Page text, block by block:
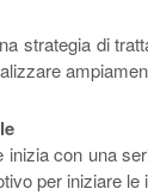
strategia di
inizia con una
per iniziare le